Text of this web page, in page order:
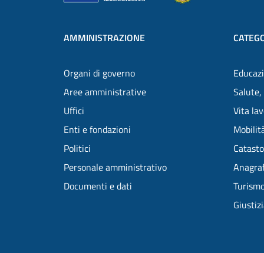
AMMINISTRAZIONE
Organi di governo
Aree amministrative
Uffici
Enti e fondazioni
Politici
Personale amministrativo
Documenti e dati
Salute,
Vita